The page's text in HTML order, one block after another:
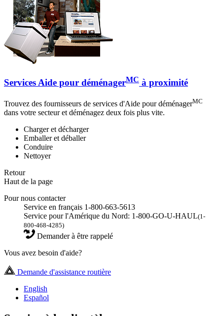
Services Aide pour déménagerMC à proximité
Trouvez des fournisseurs de services d'Aide pour déménagerMC
dans votre secteur et déménagez deux fois plus vite.
Charger et décharger
Emballer et déballer
Conduire
Nettoyer
Retour
Haut de la page
Pour nous contacter
Service en français 1-800-663-5613
Service pour l'Amérique du Nord: 1-800-GO-U-HAUL(1-
800-468-4285)
Demander à être rappelé
Vous avez besoin d'aide?
Demande d'assistance routière
English
Español